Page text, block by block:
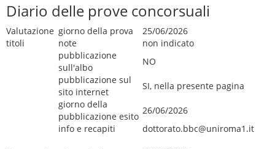
Diario delle prove concorsuali
Valutazione
titoli
giorno della prova
25/06/2026
note
non indicato
pubblicazione
sull'albo
NO
pubblicazione sul
sito internet
SI, nella presente pagina
giorno della
pubblicazione esito
26/06/2026
info e recapiti
dottorato.bbc@uniroma1.it